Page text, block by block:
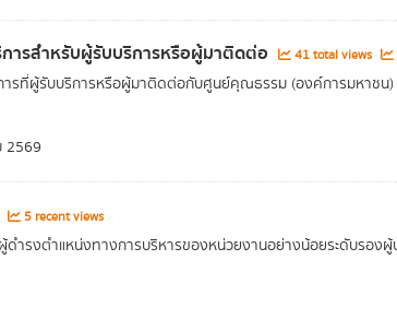
ารสำหรับผู้รับบริการหรือผู้มาติดต่อ 41 total views
ารที่ผู้รับบริการหรือผู้มาติดต่อกับศูนย์คุณธรรม (องค์การมหาชน)
5 recent views
ำรงตำแหน่งทางการบริหารของหน่วยงานอย่างน้อยระดับรอง